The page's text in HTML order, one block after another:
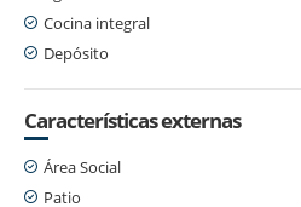
Cocina integral
Depósito
Características externas
Área Social
Patio